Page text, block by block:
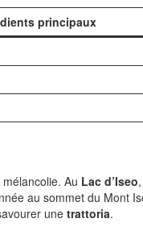
principaux
Au Lac d’Iseo
au sommet du Mont
une trattoria.